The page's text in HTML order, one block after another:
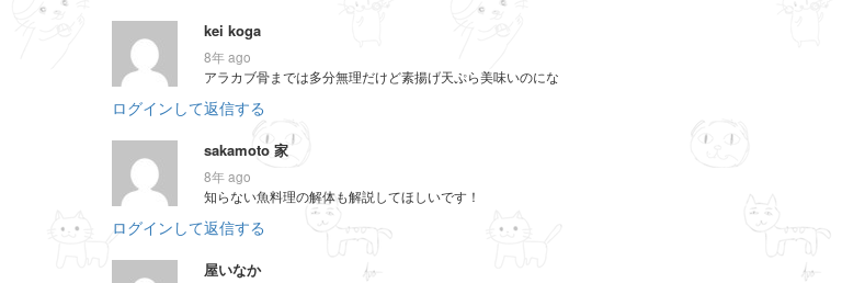
kei koga
8年 ago
アラカブ骨までは多分無理だけど素揚げ天ぷら美味いのにな
ログインして返信する
sakamoto 家
8年 ago
知らない魚料理の解体も解説してほしいです！
ログインして返信する
屋いなか